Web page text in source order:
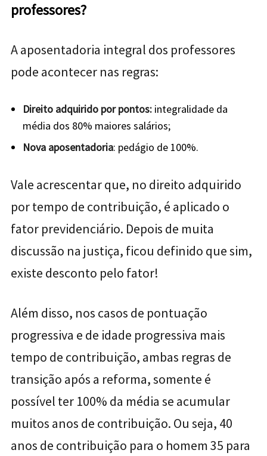
professores?
A aposentadoria integral dos professores
pode acontecer nas regras:
Direito adquirido por pontos: integralidade da
média dos 80% maiores salários;
Nova aposentadoria: pedágio de 100%.
Vale acrescentar que, no direito adquirido
por tempo de contribuição, é aplicado o
fator previdenciário. Depois de muita
discussão na justiça, ficou definido que sim,
existe desconto pelo fator!
Além disso, nos casos de pontuação
progressiva e de idade progressiva mais
tempo de contribuição, ambas regras de
transição após a reforma, somente é
possível ter 100% da média se acumular
muitos anos de contribuição. Ou seja, 40
anos de contribuição para o homem 35 para